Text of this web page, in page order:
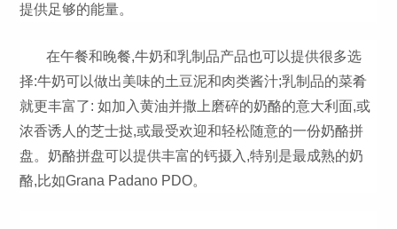
提供足够的能量。
在午餐和晚餐,牛奶和乳制品产品也可以提供很多选
择:牛奶可以做出美味的土豆泥和肉类酱汁;乳制品的菜肴
就更丰富了: 如加入黄油并撒上磨碎的奶酪的意大利面,或
浓香诱人的芝士挞,或最受欢迎和轻松随意的一份奶酪拼
盘。奶酪拼盘可以提供丰富的钙摄入,特别是最成熟的奶
酪,比如Grana Padano PDO。